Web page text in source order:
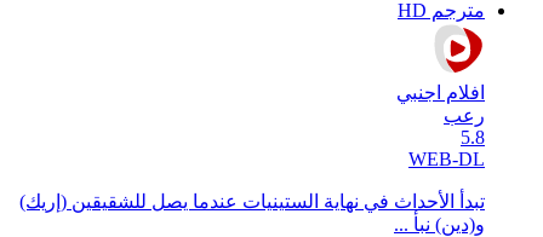
افلام اجنبي
رعب
5.8
WEB-DL
تبدأ الأحداث في نهاية الستينيات عندما يصل للشقيقين (إريك)
و(دين) نبأ ...